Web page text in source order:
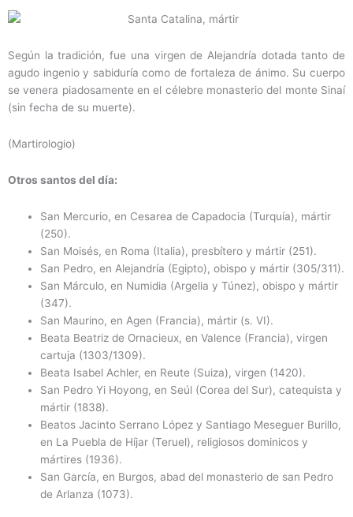
Según la tradición, fue una virgen de Alejandría dotada tanto de
agudo ingenio y sabiduría como de fortaleza de ánimo. Su cuerpo
se venera piadosamente en el célebre monasterio del monte Sinaí
(sin fecha de su muerte).
(Martirologio)
Otros santos del día:
San Mercurio, en Cesarea de Capadocia (Turquía), mártir
(250).
San Moisés, en Roma (Italia), presbítero y mártir (251).
San Pedro, en Alejandría (Egipto), obispo y mártir (305/311).
San Márculo, en Numidia (Argelia y Túnez), obispo y mártir
(347).
San Maurino, en Agen (Francia), mártir (s. VI).
Beata Beatriz de Ornacieux, en Valence (Francia), virgen
cartuja (1303/1309).
Beata Isabel Achler, en Reute (Suiza), virgen (1420).
San Pedro Yi Hoyong, en Seúl (Corea del Sur), catequista y
mártir (1838).
Beatos Jacinto Serrano López y Santiago Meseguer Burillo,
en La Puebla de Híjar (Teruel), religiosos dominicos y
mártires (1936).
San García, en Burgos, abad del monasterio de san Pedro
de Arlanza (1073).